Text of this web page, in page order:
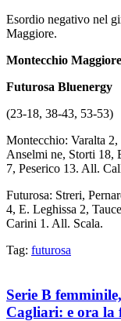
Esordio negativo nel
Maggiore.
Montecchio
Futurosa
(23-18, 38-43, 53-53)
Montecchio: Varalta
Anselmi ne, Storti 18,
7, Peserico 13. All.
Futurosa: Streri,
4, E. Leghissa 2,
Carini 1. All. Scala.
Tag: futurosa
Serie B
Cagliari: e ora la